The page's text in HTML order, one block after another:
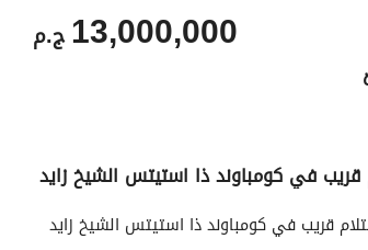
ج.م13,000,000
رهن عقاري
في كومباوند ذا استيتس الشيخ زايد